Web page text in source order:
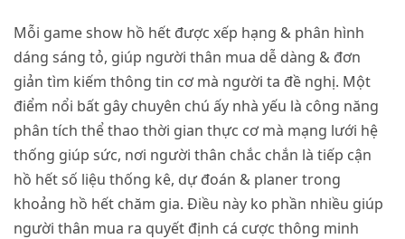
Mỗi game show hồ hết được xếp hạng & phân hình
dáng sáng tỏ, giúp người thân mua dễ dàng & đơn
giản tìm kiếm thông tin cơ mà người ta đề nghị. Một
điểm nổi bất gây chuyên chú ấy nhà yếu là công năng
phân tích thể thao thời gian thực cơ mà mạng lưới hệ
thống giúp sức, nơi người thân chắc chắn là tiếp cận
hồ hết số liệu thống kê, dự đoán & planer trong
khoảng hồ hết chăm gia. Điều này ko phần nhiều giúp
người thân mua ra quyết định cá cược thông minh